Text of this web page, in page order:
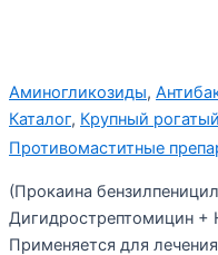
Аминогликозиды,
Каталог, Крупный
Противомаститные
(Прокаина
Дигидрострептомицин
Применяется для